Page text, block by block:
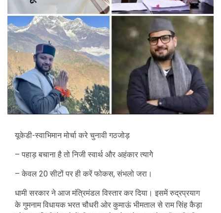
यूकेडी-स्वाभिमान मोर्चा करे चुनावी गठजोड़
– पहाड़ बचाना है तो निजी स्वार्थ और अहंकार त्यागेे
– केवल 20 सीटों पर ही करें फोकस, संभलो जरा।
धामी सरकार ने आज मंत्रिमंडल विस्तार कर दिया। इसमें रुद्रप्रयाग
के गुमनाम विधायक भरत चौधरी ओर कुमाऊं भीमताल से राम सिंह कैड़ा